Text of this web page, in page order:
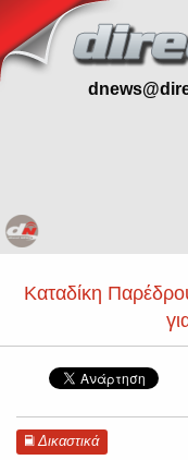
Καταδίκη
Δικαστικά